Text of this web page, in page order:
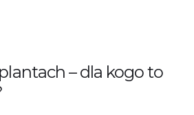
– dla kogo to